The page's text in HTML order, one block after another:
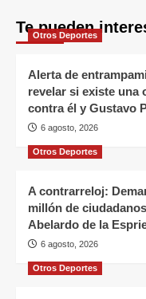
Te pueden
Otros Deportes
Alerta de
revelar si existe una
contra él y Gustavo
6 agosto, 2026
Otros Deportes
A contrarreloj:
millón de
Abelardo de la
6 agosto, 2026
Otros Deportes